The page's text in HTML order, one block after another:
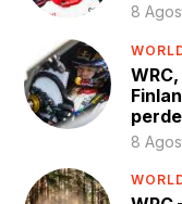
8
8